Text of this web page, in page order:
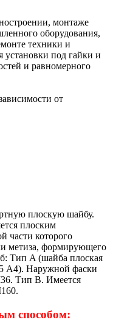
монтаже
оборудования,
техники и
установки под гайки и
и равномерного
от
плоскую шайбу.
плоским
части которого
метиза, формирующего
Тип A (шайба плоская
А4). Наружной фаски
Тип B. Имеется
способом: